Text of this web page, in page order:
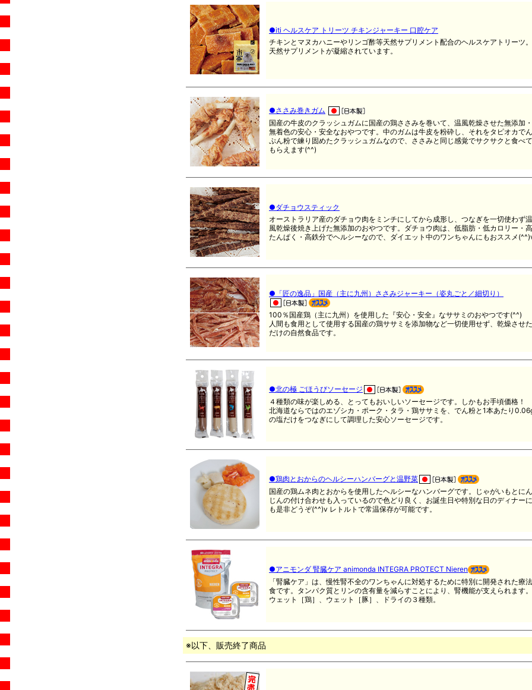
●iti ヘルスケア トリーツ チキンジャーキー 口腔ケア
チキンとマヌカハニーやリンゴ酢等天然サプリメント配合のヘルスケアトリーツ。
天然サプリメントが凝縮されています。
●ささみ巻きガム
国産の牛皮のクラッシュガムに国産の鶏ささみを巻いて、温風乾燥させた無添加・
無着色の安心・安全なおやつです。中のガムは牛皮を粉砕し、それをタピオカでん
ぷん粉で練り固めたクラッシュガムなので、ささみと同じ感覚でサクサクと食べて
もらえます(^^)
●ダチョウスティック
オーストラリア産のダチョウ肉をミンチにしてから成形し、つなぎを一切使わず温
風乾燥後焼き上げた無添加のおやつです。ダチョウ肉は、低脂肪・低カロリー・高
たんぱく・高鉄分でヘルシーなので、ダイエット中のワンちゃんにもおススメ
●「匠の逸品」国産（主に九州）ささみジャーキー（姿丸ごと／細切り）
100％国産鶏（主に九州）を使用した『安心・安全』なササミのおやつです(^^)
人間も食用として使用する国産の鶏ササミを添加物など一切使用せず、乾燥させた
だけの自然食品です。
●北の極 ごほうびソーセージ
４種類の味が楽しめる、とってもおいしいソーセージです。しかもお手頃価格！
北海道ならではのエゾシカ・ポーク・タラ・鶏ササミを、でん粉と1本あたり
の塩だけをつなぎにして調理した安心ソーセージです。
●鶏肉とおからのヘルシーハンバーグと温野菜
国産の鶏ムネ肉とおからを使用したヘルシーなハンバーグです。じゃがいもとにん
じんの付け合わせも入っているので色どり良く、お誕生日や特別な日のディナーに
も是非どうぞ(^^)v レトルトで常温保存が可能です。
●アニモンダ 腎臓ケア animonda INTEGRA PROTECT Nieren
「腎臓ケア」は、慢性腎不全のワンちゃんに対処するために特別に開発された療法
食です。タンパク質とリンの含有量を減らすことにより、腎機能が支えられます。
ウェット［鶏］、ウェット［豚］、ドライの３種類。
※以下、販売終了商品